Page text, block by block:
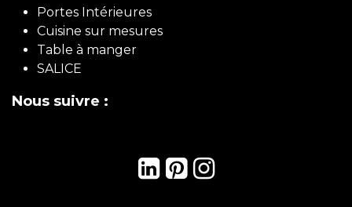
Portes Intérieures
Cuisine sur mesures
Table à manger
SALICE
Nous suivre :